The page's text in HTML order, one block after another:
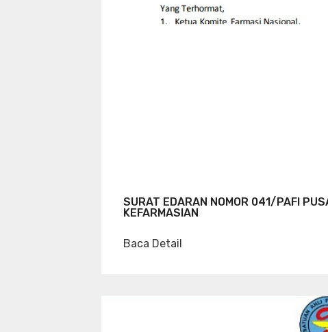
SURAT EDARAN NOMOR 041/PAFI
KEFARMASIAN
Baca Detail